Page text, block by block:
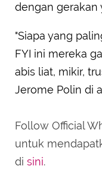
dengan gerakan
"Siapa yang
FYI ini mereka
abis liat, mikir,
Jerome Polin di
Follow Official
untuk
di sini.